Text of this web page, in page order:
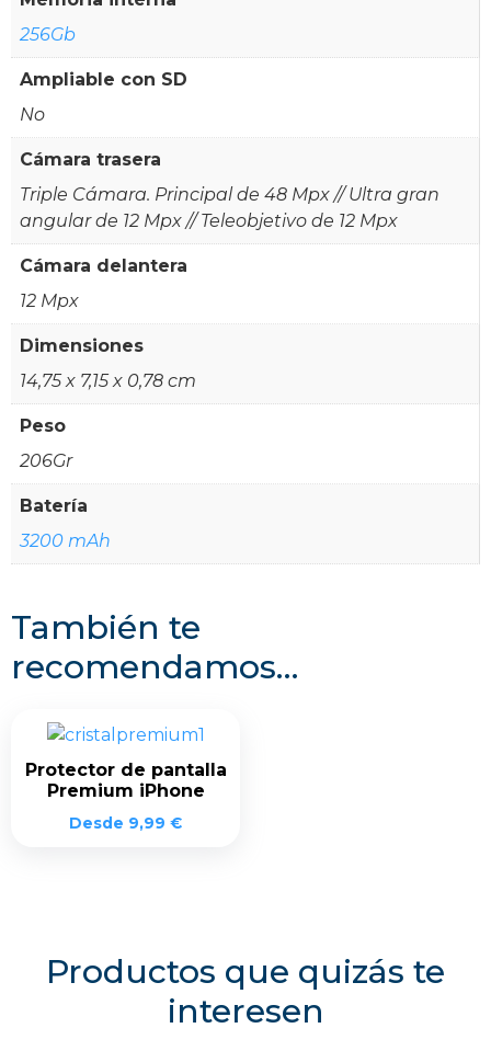
256Gb
Ampliable con SD
No
Cámara trasera
Triple Cámara. Principal de 48 Mpx // Ultra gran
angular de 12 Mpx // Teleobjetivo de 12 Mpx
Cámara delantera
12 Mpx
Dimensiones
14,75 x 7,15 x 0,78 cm
Peso
206Gr
Batería
3200 mAh
También te
recomendamos…
Protector de pantalla
Premium iPhone
Desde 9,99 €
Productos que quizás te
interesen